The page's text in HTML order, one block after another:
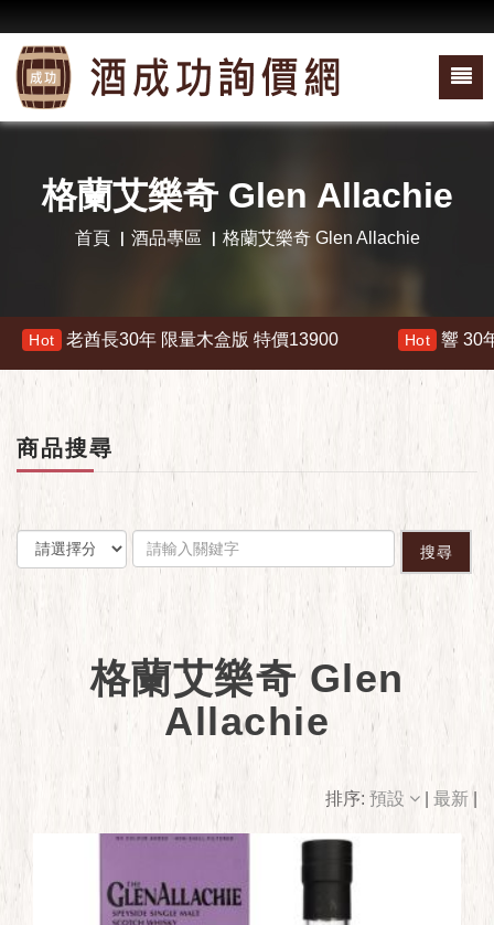
格蘭艾樂奇 Glen Allachie
首頁 酒品專區 格蘭艾樂奇 Glen Allachie
30年 限量木盒版 特價13900 Hot 響 30年 特價
商品搜尋
搜尋
格蘭艾樂奇 Glen
Allachie
排序: 預設 最新